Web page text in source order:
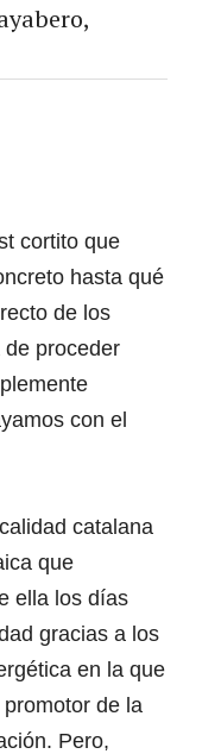
cortito que
hasta qué
de los
proceder
con el
catalana
que
ella los días
gracias a los
en la que
de la
Pero,